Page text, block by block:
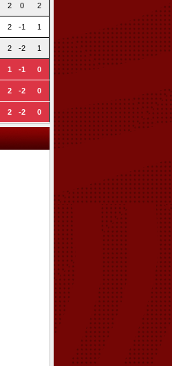
2 0 2
2 -1 1
2 -2 1
1 -1 0
2 -2 0
2 -2 0